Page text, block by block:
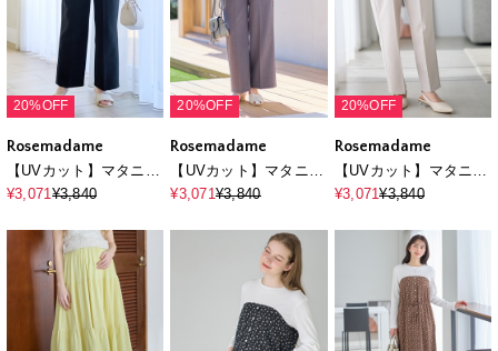
20%OFF
Rosemadame
【UVカット】マタニテ
ィ ワイドパンツ｜麻調
整可 産前産後対応
¥3,071 ¥3,840
20%OFF
Rosemadame
【UVカット】マタニテ
ィ ワイドパンツ｜麻調
整可 産前産後対応
¥3,071 ¥3,840
20%OFF
Rosemadame
【UVカット】マタニテ
ィ ワイドパンツ｜麻調
整可 産前産後対応
¥3,071¥3,840